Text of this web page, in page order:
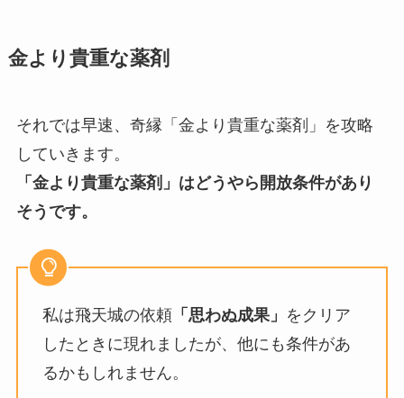
金より貴重な薬剤
それでは早速、奇縁「金より貴重な薬剤」を攻略
していきます。
「金より貴重な薬剤」はどうやら開放条件があり
そうです。
私は飛天城の依頼「思わぬ成果」 をクリア
したときに現れましたが、他にも条件があ
るかもしれません。